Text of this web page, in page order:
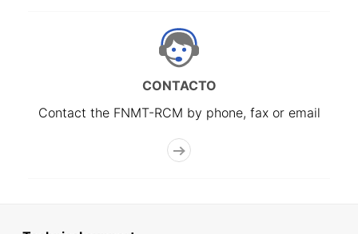
CONTACTO
Contact the FNMT-RCM by phone, fax or email